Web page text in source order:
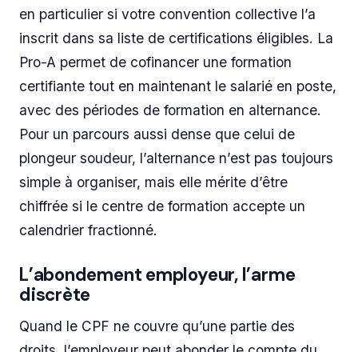
en particulier si votre convention collective l’a
inscrit dans sa liste de certifications éligibles. La
Pro-A permet de cofinancer une formation
certifiante tout en maintenant le salarié en poste,
avec des périodes de formation en alternance.
Pour un parcours aussi dense que celui de
plongeur soudeur, l’alternance n’est pas toujours
simple à organiser, mais elle mérite d’être
chiffrée si le centre de formation accepte un
calendrier fractionné.
L’abondement employeur, l’arme
discrète
Quand le CPF ne couvre qu’une partie des